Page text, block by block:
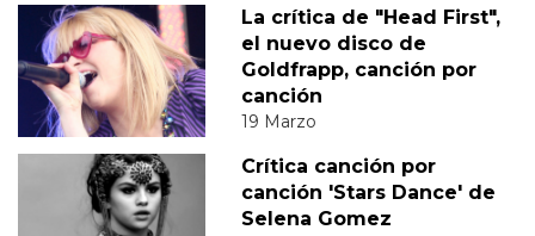
La crítica de "Head First",
el nuevo disco de
Goldfrapp, canción por
canción
19 Marzo
Crítica canción por
canción 'Stars Dance' de
Selena Gomez